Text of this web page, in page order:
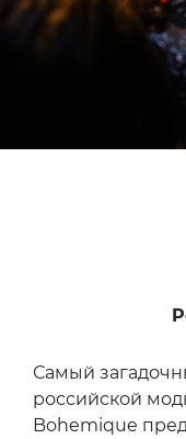
Самый
российской
Bohemique